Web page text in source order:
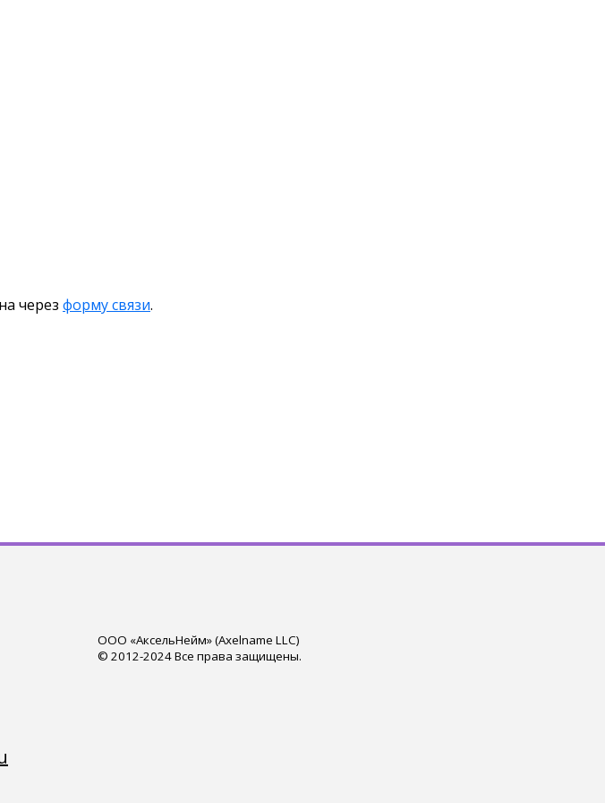
через форму связи.
ООО «АксельНейм» (Axelname LLC)
© 2012-2024 Все права защищены.